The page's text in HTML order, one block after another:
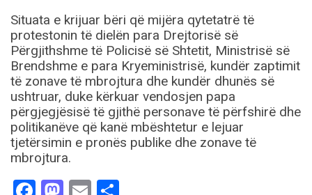
Situata e krijuar bëri që mijëra qytetatrë të
protestonin të dielën para Drejtorisë së
Përgjithshme të Policisë së Shtetit, Ministrisë së
Brendshme e para Kryeministrisë, kundër zaptimit
të zonave të mbrojtura dhe kundër dhunës së
ushtruar, duke kërkuar vendosjen papa
përgjegjësisë të gjithë personave të përfshirë dhe
politikanëve që kanë mbështetur e lejuar
tjetërsimin e pronës publike dhe zonave të
mbrojtura.